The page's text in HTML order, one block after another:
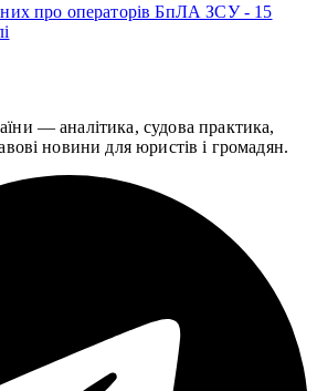
про операторів БпЛА ЗСУ - 15
— аналітика, судова практика,
новини для юристів і громадян.